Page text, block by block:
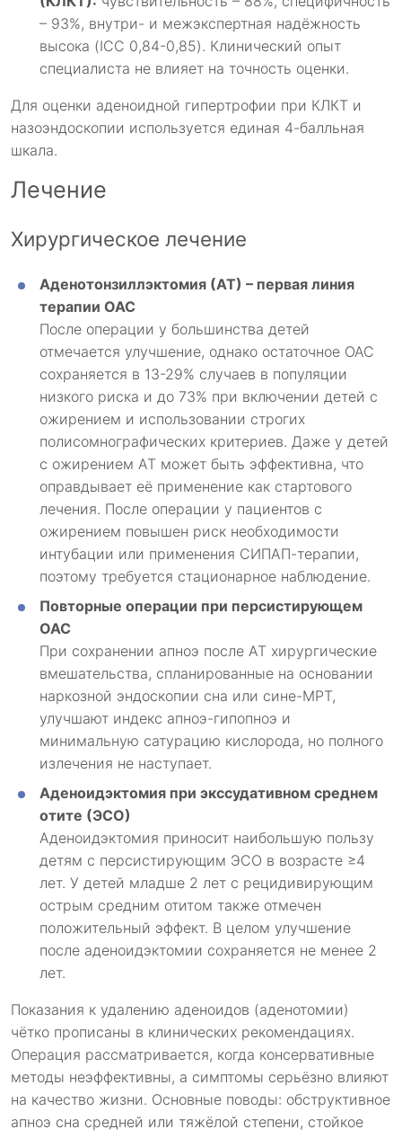
– 93%, внутри- и межэкспертная надёжность
высока (ICC 0,84-0,85). Клинический опыт
специалиста не влияет на точность оценки.
Для оценки аденоидной гипертрофии при КЛКТ и
назоэндоскопии используется единая 4-балльная
шкала.
Лечение
Хирургическое лечение
Аденотонзиллэктомия (АТ) – первая линия
терапии ОАС
После операции у большинства детей
отмечается улучшение, однако остаточное ОАС
сохраняется в 13-29% случаев в популяции
низкого риска и до 73% при включении детей с
ожирением и использовании строгих
полисомнографических критериев. Даже у детей
с ожирением АТ может быть эффективна, что
оправдывает её применение как стартового
лечения. После операции у пациентов с
ожирением повышен риск необходимости
интубации или применения СИПАП-терапии,
поэтому требуется стационарное наблюдение.
Повторные операции при персистирующем
ОАС
При сохранении апноэ после АТ хирургические
вмешательства, спланированные на основании
наркозной эндоскопии сна или сине-МРТ,
улучшают индекс апноэ-гипопноэ и
минимальную сатурацию кислорода, но полного
излечения не наступает.
Аденоидэктомия при экссудативном среднем
отите (ЭСО)
Аденоидэктомия приносит наибольшую пользу
детям с персистирующим ЭСО в возрасте ≥4
лет. У детей младше 2 лет с рецидивирующим
острым средним отитом также отмечен
положительный эффект. В целом улучшение
после аденоидэктомии сохраняется не менее 2
лет.
Показания к удалению аденоидов (аденотомии)
чётко прописаны в клинических рекомендациях.
Операция рассматривается, когда консервативные
методы неэффективны, а симптомы серьёзно влияют
на качество жизни. Основные поводы: обструктивное
апноэ сна средней или тяжёлой степени, стойкое